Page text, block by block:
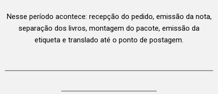
Nesse período acontece: recepção do pedido, emissão da nota,
separação dos livros, montagem do pacote, emissão da
etiqueta e translado até o ponto de postagem.